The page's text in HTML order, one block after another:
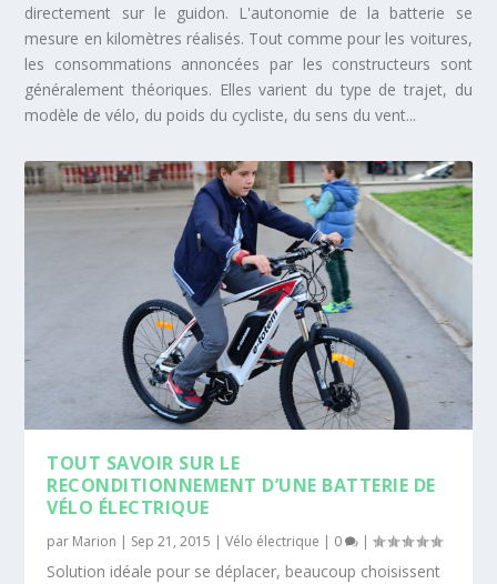
directement sur le guidon. L'autonomie de la batterie se
mesure en kilomètres réalisés. Tout comme pour les voitures,
les consommations annoncées par les constructeurs sont
généralement théoriques. Elles varient du type de trajet, du
modèle de vélo, du poids du cycliste, du sens du vent...
TOUT SAVOIR SUR LE
RECONDITIONNEMENT D’UNE BATTERIE DE
VÉLO ÉLECTRIQUE
par Marion | Sep 21, 2015 |Vélo électrique | 0 |
Solution idéale pour se déplacer, beaucoup choisissent